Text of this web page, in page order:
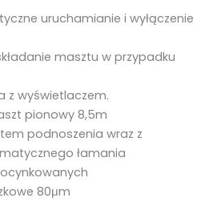
uruchamianie i wyłączenie
masztu w przypadku
z wyświetlaczem.
pionowy 8,5m
podnoszenia wraz z
łamania
80μm